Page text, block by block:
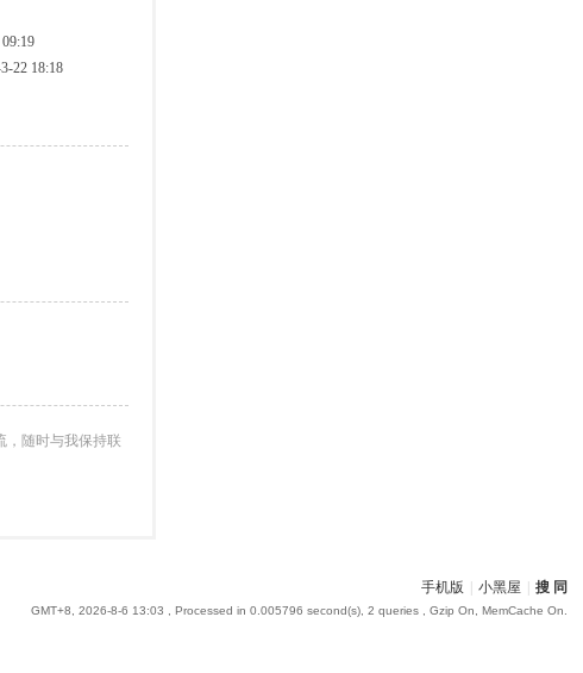
22 18:18
，随时与我保持联
手机版 小黑屋 搜 同
GMT+8, 2026-8-6 13:03 , Processed in 0.005796 second(s), 2 queries , Gzip On, MemCache On.